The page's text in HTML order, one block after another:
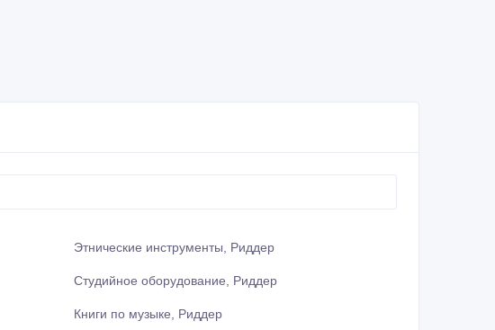
Этнические инструменты, Риддер
Студийное оборудование, Риддер
Книги по музыке, Риддер